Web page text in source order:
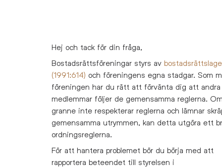
Hej och tack för din fråga,
Bostadsrättsföreningar styrs av
(1991:614) och föreningens egna stadgar. Som
föreningen har du rätt att förvänta dig att andra
medlemmar följer de gemensamma reglerna.
granne inte respekterar reglerna och lämnar
gemensamma utrymmen, kan detta utgöra ett
ordningsreglerna.
För att hantera problemet bör du börja med att
rapportera beteendet till styrelsen i